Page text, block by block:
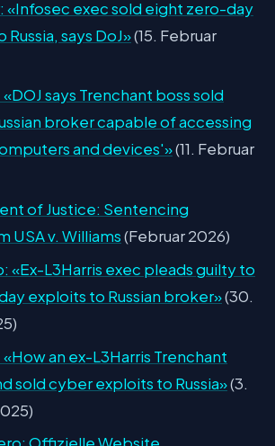
«Infosec exec sold eight zero-day
says DoJ»(15. Februar
says Trenchant boss sold
broker capable of accessing
and devices'»(11. Februar
of Justice: Sentencing
USA v. Williams(Februar 2026)
«Ex-L3Harris exec pleads guilty to
exploits to Russian broker»(30.
an ex-L3Harris Trenchant
sold cyber exploits to Russia»(3.